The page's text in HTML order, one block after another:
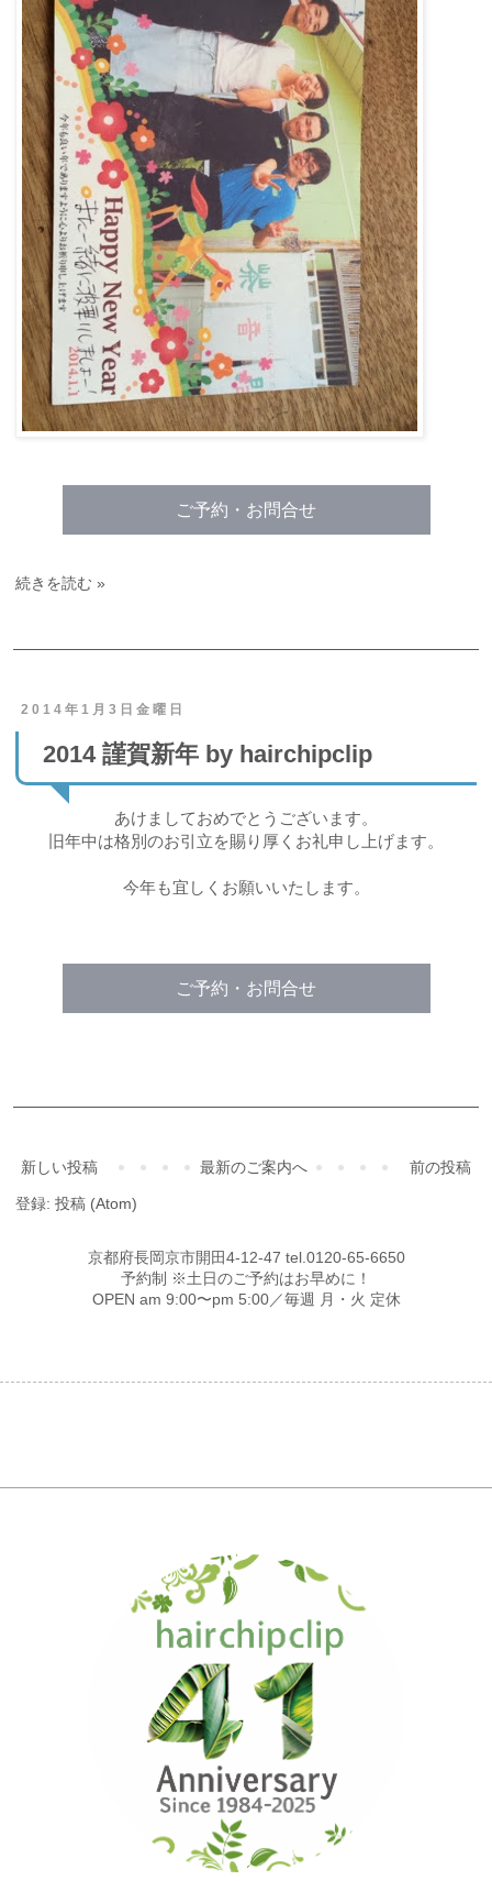
ご予約・お問合せ
続きを読む »
2014年1月3日金曜日
2014 謹賀新年 by hairchipclip
あけましておめでとうございます。
旧年中は格別のお引立を賜り厚くお礼申し上げます。
今年も宜しくお願いいたします。
ご予約・お問合せ
新しい投稿 前の投稿
最新のご案内へ
登録: 投稿 (Atom)
京都府長岡京市開田4-12-47 tel.0120-65-6650
予約制 ※土日のご予約はお早めに！
OPEN am 9:00〜pm 5:00／毎週 月・火 定休